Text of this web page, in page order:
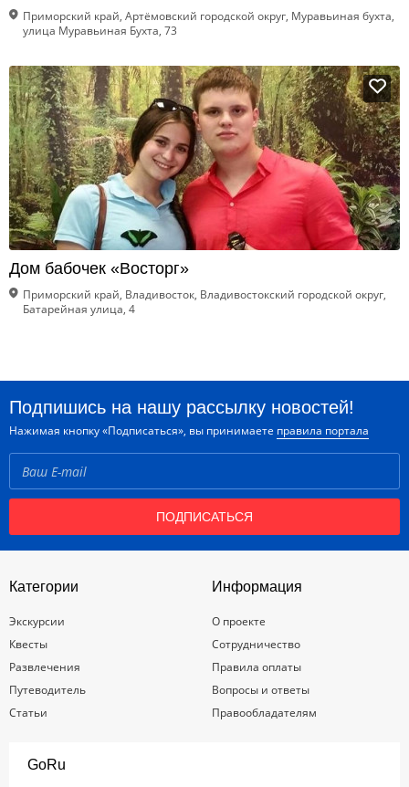
Приморский край, Артёмовский городской округ, Муравьиная бухта,
улица Муравьиная Бухта, 73
Дом бабочек «Восторг»
Приморский край, Владивосток, Владивостокский городской округ,
Батарейная улица, 4
Подпишись на нашу рассылку новостей!
Нажимая кнопку «Подписаться», вы принимаете правила портала
ПОДПИСАТЬСЯ
Категории
Экскурсии
Квесты
Развлечения
Путеводитель
Статьи
Информация
О проекте
Сотрудничество
Правила оплаты
Вопросы и ответы
Правообладателям
GoRu